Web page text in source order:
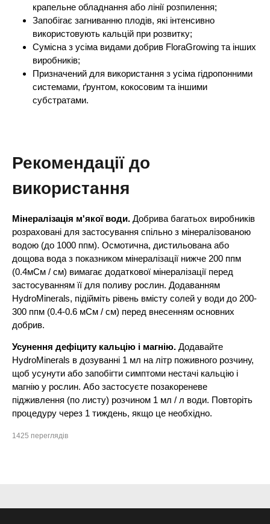
крапельне обладнання або лінії розпилення;
Запобігає загниванню плодів, які інтенсивно
використовують кальцій при розвитку;
Сумісна з усіма видами добрив FloraGrowing та інших
виробників;
Призначений для використання з усіма гідропонними
системами, ґрунтом, кокосовим та іншими
субстратами.
Рекомендації до
використання
Мінералізація м'якої води. Добрива багатьох виробників
розраховані для застосування спільно з мінералізованою
водою (до 1000 ппм). Осмотична, дистильована або
дощова вода з показником мінералізації нижче 200 ппм
(0.4мСм / см) вимагає додаткової мінералізації перед
застосуванням її для поливу рослин. Додаванням
HydroMinerals, підійміть рівень вмісту солей у води до 200-
300 ппм (0.4-0.6 мСм / см) перед внесенням основних
добрив.
Усунення дефіциту кальцію і магнію. Додавайте
HydroMinerals в дозуванні 1 мл на літр поживного розчину,
щоб усунути або запобігти симптоми нестачі кальцію і
магнію у рослин. Або застосуєте позакореневе
підживлення (по листу) розчином 1 мл / л води. Повторіть
процедуру через 1 тиждень, якщо це необхідно.
1425 переглядів